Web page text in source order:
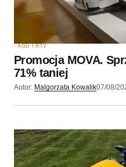
Zapamiętaj moje
pisania kolejnych
Wyślij komentarz
AGD I RTV
Promocja MOVA.
71% taniej
Autor: Malgorzata Kowalik07/08/